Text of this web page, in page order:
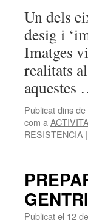
Un dels
desig i
Imatges
realitats
aquestes
Publicat dins de
com a
RESISTENCIA |
Publicat el 12